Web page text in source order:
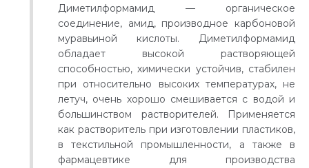
Диметилформамид — органическое
соединение, амид, производное карбоновой
муравьиной кислоты. Диметилформамид
обладает высокой растворяющей
способностью, химически устойчив, стабилен
при относительно высоких температурах, не
летуч, очень хорошо смешивается с водой и
большинством растворителей. Применяется
как растворитель при изготовлении пластиков,
в текстильной промышленности, а также в
фармацевтике для производства